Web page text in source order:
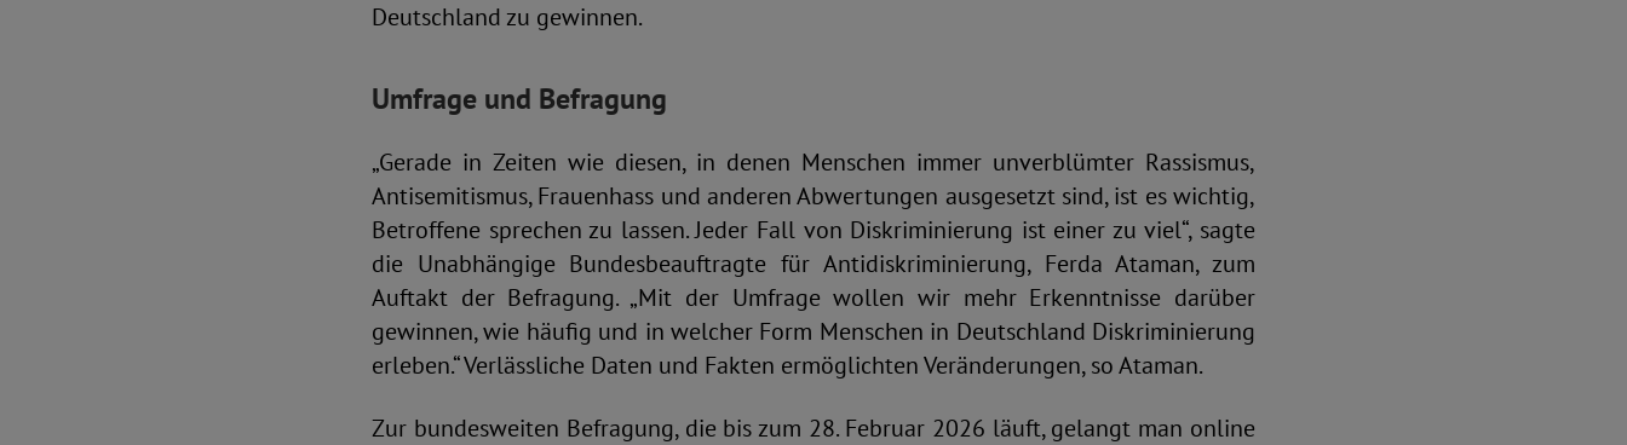
Deutschland zu gewinnen.
Umfrage und Befragung
„Gerade in Zeiten wie diesen, in denen Menschen immer unverblümter Rassismus,
Antisemitismus, Frauenhass und anderen Abwertungen ausgesetzt sind, ist es wichtig,
Betroffene sprechen zu lassen. Jeder Fall von Diskriminierung ist einer zu viel“, sagte
die Unabhängige Bundesbeauftragte für Antidiskriminierung, Ferda Ataman, zum
Auftakt der Befragung. „Mit der Umfrage wollen wir mehr Erkenntnisse darüber
gewinnen, wie häufig und in welcher Form Menschen in Deutschland Diskriminierung
erleben.“ Verlässliche Daten und Fakten ermöglichten Veränderungen, so Ataman.
Zur bundesweiten Befragung, die bis zum 28. Februar 2026 läuft, gelangt man online